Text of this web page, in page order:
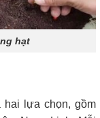
hạt
lựa chọn, gồm